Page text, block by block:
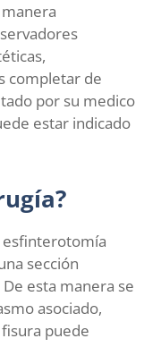
completar de
por su medico
estar indicado
esfinterotomía
sección
esta manera se
asociado,
puede